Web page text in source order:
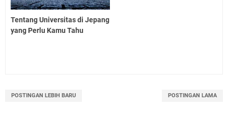
Tentang Universitas di Jepang
yang Perlu Kamu Tahu
POSTINGAN LEBIH BARU POSTINGAN LAMA